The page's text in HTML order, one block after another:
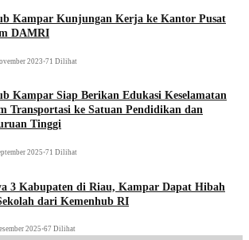
Kampar Kunjungan Kerja ke Kantor Pusat
DAMRI
2023•71 Dilihat
Kampar Siap Berikan Edukasi Keselamatan
Transportasi ke Satuan Pendidikan dan
Tinggi
2025•71 Dilihat
3 Kabupaten di Riau, Kampar Dapat Hibah
dari Kemenhub RI
2025•67 Dilihat